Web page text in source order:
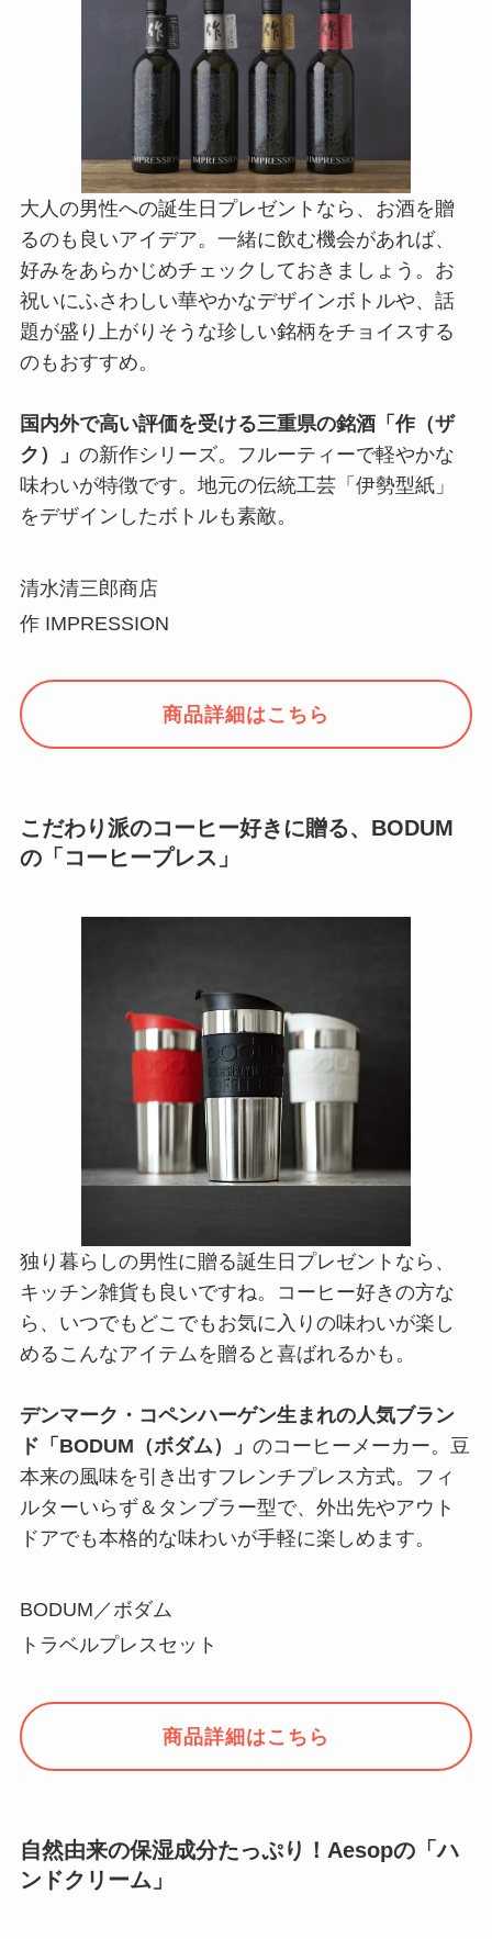
大人の男性への誕生日プレゼントなら、お酒を贈
るのも良いアイデア。一緒に飲む機会があれば、
好みをあらかじめチェックしておきましょう。お
祝いにふさわしい華やかなデザインボトルや、話
題が盛り上がりそうな珍しい銘柄をチョイスする
のもおすすめ。
国内外で高い評価を受ける三重県の銘酒「作（ザ
ク）」 の新作シリーズ。フルーティーで軽やかな
味わいが特徴です。地元の伝統工芸「伊勢型紙」
をデザインしたボトルも素敵。
清水清三郎商店
作 IMPRESSION
商品詳細はこちら
こだわり派のコーヒー好きに贈る、BODUM
の「コーヒープレス」
独り暮らしの男性に贈る誕生日プレゼントなら、
キッチン雑貨も良いですね。コーヒー好きの方な
ら、いつでもどこでもお気に入りの味わいが楽し
めるこんなアイテムを贈ると喜ばれるかも。
デンマーク・コペンハーゲン生まれの人気ブラン
ド「BODUM（ボダム）」 のコーヒーメーカー。豆
本来の風味を引き出すフレンチプレス方式。フィ
ルターいらず＆タンブラー型で、外出先やアウト
ドアでも本格的な味わいが手軽に楽しめます。
BODUM／ボダム
トラベルプレスセット
商品詳細はこちら
自然由来の保湿成分たっぷり！Aesopの「ハ
ンドクリーム」